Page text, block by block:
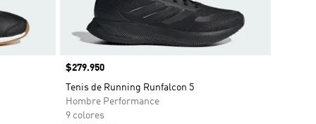
Precio
$279.950
Tenis de Running Runfalcon 5
Hombre Performance
9 colores